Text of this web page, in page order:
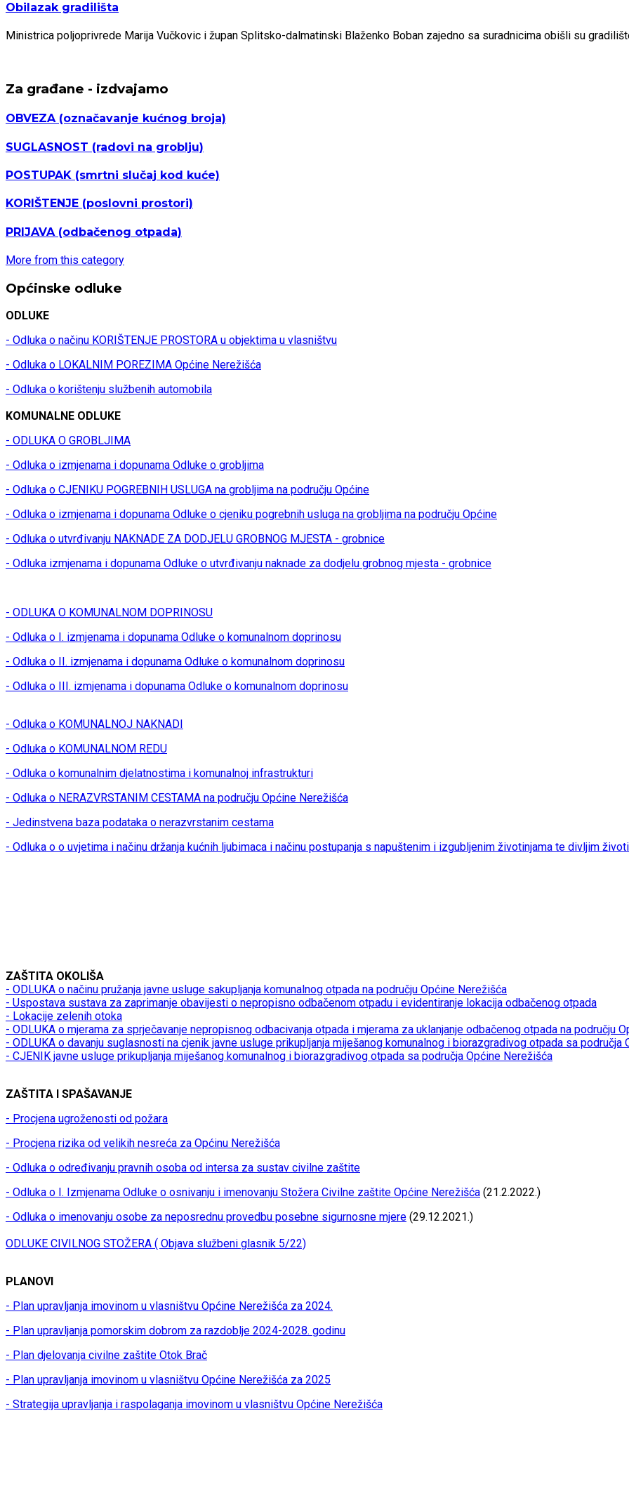
Obilazak gradilišta
Ministrica poljoprivrede Marija Vučkovic i župan Splitsko-dalmatinski Blaženko Boban zajedno sa suradnicima obišli su
Za građane - izdvajamo
OBVEZA(označavanje kućnog broja)
SUGLASNOST (radovi na groblju)
POSTUPAK (smrtni slučaj kod kuće)
KORIŠTENJE (poslovni prostori)
PRIJAVA (odbačenog otpada)
More from this category
Općinske odluke
ODLUKE
- Odluka o načinu KORIŠTENJE PROSTORA u objektima u vlasništvu
- Odluka o LOKALNIM POREZIMA Općine Nerežišća
- Odluka o korištenju službenih automobila
KOMUNALNE ODLUKE
- ODLUKA O GROBLJIMA
- Odluka o izmjenama i dopunama Odluke o grobljima
- Odluka o CJENIKU POGREBNIH USLUGA na grobljima na području Općine
- Odluka o izmjenama i dopunama Odluke o cjeniku pogrebnih usluga na grobljima na području Općine
- Odluka o utvrđivanju NAKNADE ZA DODJELU GROBNOG MJESTA - grobnice
- Odluka izmjenama i dopunama Odluke o utvrđivanju naknade za dodjelu grobnog mjesta - grobnice
- ODLUKA O KOMUNALNOM DOPRINOSU
- Odluka o I. izmjenama i dopunama Odluke o komunalnom doprinosu
- Odluka o II. izmjenama i dopunama Odluke o komunalnom doprinosu
- Odluka o III. izmjenama i dopunama Odluke o komunalnom doprinosu
- Odluka o KOMUNALNOJ NAKNADI
- Odluka o KOMUNALNOM REDU
- Odluka o komunalnim djelatnostima i komunalnoj infrastrukturi
- Odluka o NERAZVRSTANIM CESTAMA na području Općine Nerežišća
- Jedinstvena baza podataka o nerazvrstanim cestama
- Odluka o o uvjetima i načinu držanja kućnih ljubimaca i načinu postupanja s napuštenim i izgubljenim životinjama te divljim
ZAŠTITA OKOLIŠA
- ODLUKA o načinu pružanja javne usluge sakupljanja komunalnog otpada na području Općine Nerežišća
- Uspostava sustava za zaprimanje obavijesti o nepropisno odbačenom otpadu i evidentiranje lokacija odbačenog otpada
- Lokacije zelenih otoka
- ODLUKA o mjerama za sprječavanje nepropisnog odbacivanja otpada i mjerama za uklanjanje odbačenog otpada na području
- ODLUKA o davanju suglasnosti na cjenik javne usluge prikupljanja miješanog komunalnog i biorazgradivog otpada sa područja
- CJENIK javne usluge prikupljanja miješanog komunalnog i biorazgradivog otpada sa područja Općine Nerežišća
ZAŠTITA I SPAŠAVANJE
- Procjena ugroženosti od požara
- Procjena rizika od velikih nesreća za Općinu Nerežišća
- Odluka o određivanju pravnih osoba od intersa za sustav civilne zaštite
- Odluka o I. Izmjenama Odluke o osnivanju i imenovanju Stožera Civilne zaštite Općine Nerežišća (21.2.2022.)
- Odluka o imenovanju osobe za neposrednu provedbu posebne sigurnosne mjere (29.12.2021.)
ODLUKE CIVILNOG STOŽERA ( Objava službeni glasnik 5/22)
PLANOVI
- Plan upravljanja imovinom u vlasništvu Općine Nerežišća za 2024.
- Plan upravljanja pomorskim dobrom za razdoblje 2024-2028. godinu
- Plan djelovanja civilne zaštite Otok Brač
- Plan upravljanja imovinom u vlasništvu Općine Nerežišća za 2025
- Strategija upravljanja i raspolaganja imovinom u vlasništvu Općine Nerežišća